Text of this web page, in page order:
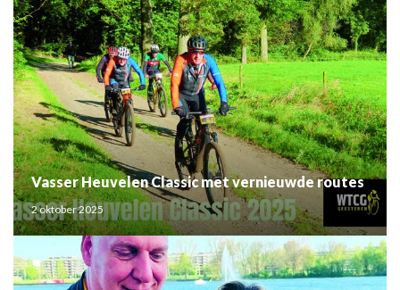
Vasser Heuvelen Classic met vernieuwde routes
2 oktober 2025